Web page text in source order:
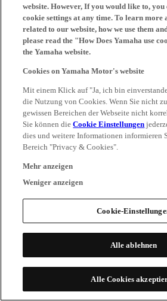
website. However, If you would like to, you
cookie settings at any time. To learn more
related to our website, how we use them
please read the "How Does Yamaha use
the Yamaha website.
Cookies on Yamaha Motor's website
Mit einem Klick auf "Ja, ich bin
die Nutzung von Cookies. Wenn Sie nicht
gewissen Bereichen der Webseite nicht
Sie können dieCookie Einstellungen
dies und weitere Informationen informieren
Bereich "Privacy & Cookies".
Mehr anzeigen
Weniger anzeigen
Cookie-
Alle ablehnen
Alle Cookies